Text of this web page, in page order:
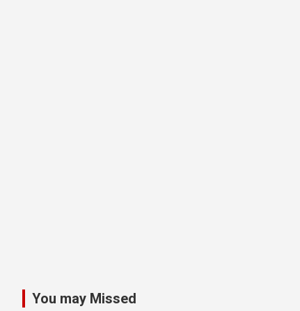
You may Missed